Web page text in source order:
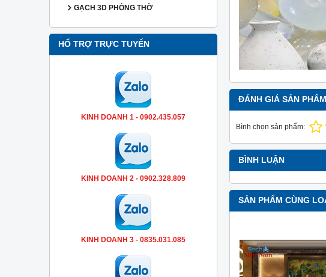
GẠCH 3D PHÒNG THỜ
HỔ TRỢ TRỰC TUYẾN
KINH DOANH 1 - 0902.435.057
KINH DOANH 2 - 0902.328.809
KINH DOANH 3 - 0835.031.085
ĐÁNH GIÁ SẢN PHẨM
Bình chọn sản phẩm:
BÌNH LUẬN
SẢN PHẨM CÙNG